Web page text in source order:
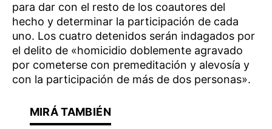
para dar con el resto de los coautores del
hecho y determinar la participación de cada
uno. Los cuatro detenidos serán indagados por
el delito de «homicidio doblemente agravado
por cometerse con premeditación y alevosía y
con la participación de más de dos personas».